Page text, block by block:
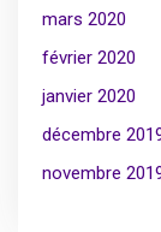
mars 2020
février 2020
janvier 2020
décembre
novembre